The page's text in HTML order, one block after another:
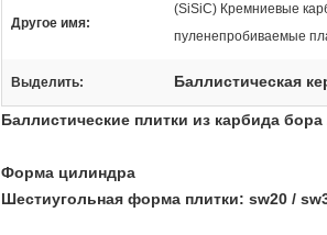
Другое имя:
(SiSiC) Кремниевые
пуленепробиваемые
Выделить: Баллистическая
Баллистические плитки из карбида
Форма цилиндра
Шестиугольная форма плитки: sw20 /